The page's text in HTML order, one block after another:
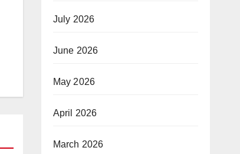
July 2026
June 2026
May 2026
April 2026
March 2026